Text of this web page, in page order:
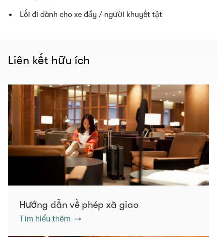
Lối đi dành cho xe đẩy / người khuyết tật
Liên kết hữu ích
Hướng dẫn về phép xã giao
Tìm hiểu thêm